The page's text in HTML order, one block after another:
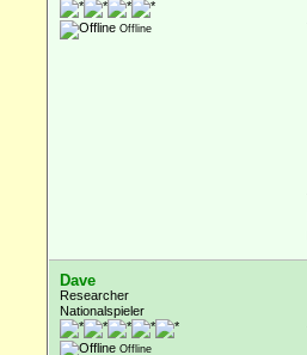
Offline
Dave
Researcher
Nationalspieler
Offline